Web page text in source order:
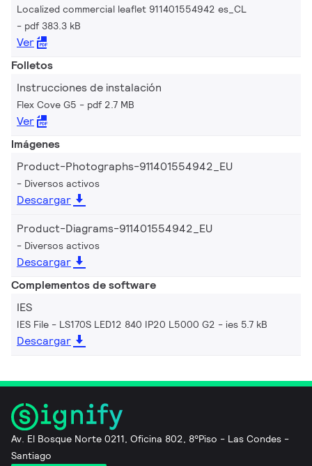
Localized commercial leaflet 911401554942 es_CL
pdf 383.3 kB
Ver
Folletos
Instrucciones de instalación
Flex Cove G5 pdf 2.7 MB
Ver
Imágenes
Product-Photographs-911401554942_EU
Diversos activos
Descargar
Product-Diagrams-911401554942_EU
Diversos activos
Descargar
Complementos de software
IES
IES File - LS170S LED12 840 IP20 L5000 G2 ies 5.7 kB
Descargar
Av. El Bosque Norte 0211, Oficina 802, 8°Piso - Las Condes -
Santiago